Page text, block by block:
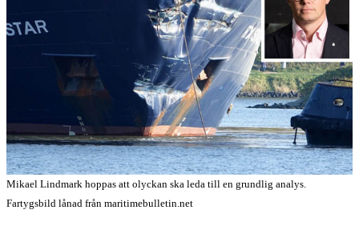
Mikael Lindmark hoppas att olyckan ska leda till en grundlig analys.
Fartygsbild lånad från maritimebulletin.net